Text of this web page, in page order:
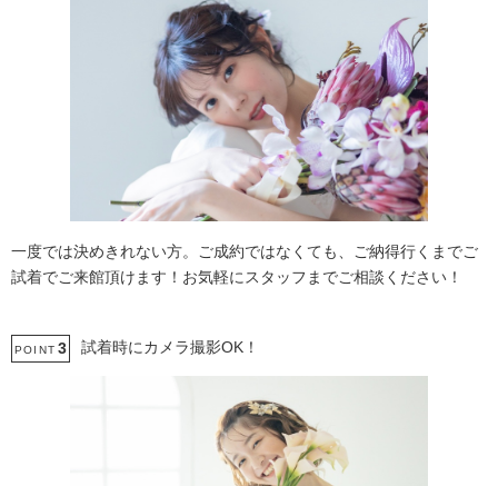
一度では決めきれない方。ご成約ではなくても、ご納得行くまでご
試着でご来館頂けます！お気軽にスタッフまでご相談ください！
POINT 3 試着時にカメラ撮影OK！